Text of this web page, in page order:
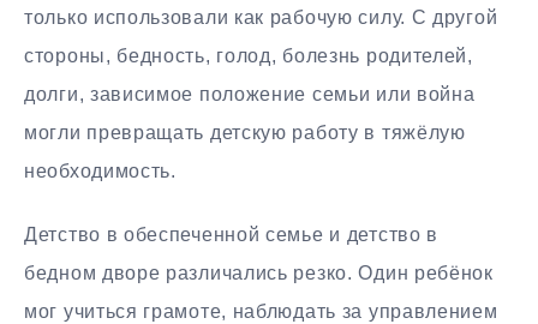
только использовали как рабочую силу. С другой
стороны, бедность, голод, болезнь родителей,
долги, зависимое положение семьи или война
могли превращать детскую работу в тяжёлую
необходимость.
Детство в обеспеченной семье и детство в
бедном дворе различались резко. Один ребёнок
мог учиться грамоте, наблюдать за управлением